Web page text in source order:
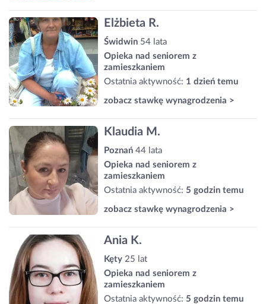
Elżbieta R.
Świdwin 54 lata
Opieka nad seniorem z
zamieszkaniem
Ostatnia aktywność: 1 dzień temu
zobacz stawkę wynagrodzenia >
Klaudia M.
Poznań 44 lata
Opieka nad seniorem z
zamieszkaniem
Ostatnia aktywność: 5 godzin temu
zobacz stawkę wynagrodzenia >
Ania K.
Kęty 25 lat
Opieka nad seniorem z
zamieszkaniem
Ostatnia aktywność: 5 godzin temu